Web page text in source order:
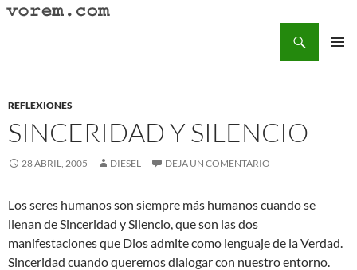
Saltar
REFLEXIONES
SINCERIDAD Y SILENCIO
28 ABRIL, 2005 DIESEL DEJA UN COMENTARIO
Los seres humanos son siempre más humanos cuando se
llenan de Sinceridad y Silencio, que son las dos
manifestaciones que Dios admite como lenguaje de la Verdad.
Sinceridad cuando queremos dialogar con nuestro entorno.